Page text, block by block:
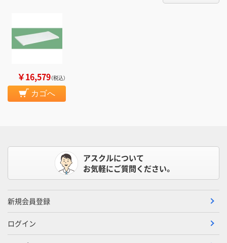
￥16,579（税込）
カゴへ
アスクルについて
お気軽にご質問ください。
新規会員登録
ログイン